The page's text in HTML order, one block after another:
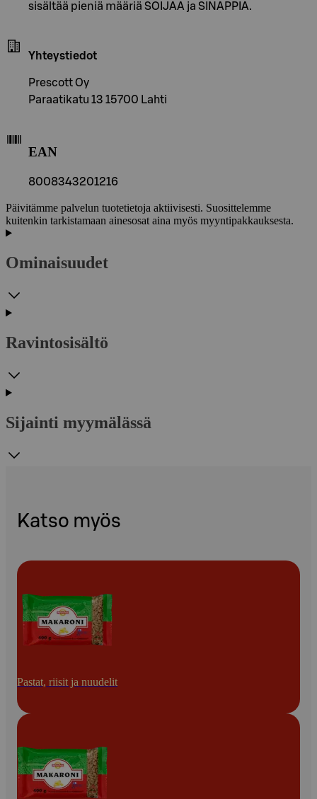
sisältää pieniä määriä SOIJAA ja SINAPPIA.
Yhteystiedot
Prescott Oy
Paraatikatu 13 15700 Lahti
EAN
8008343201216
Päivitämme palvelun tuotetietoja aktiivisesti. Suosittelemme
kuitenkin tarkistamaan ainesosat aina myös myyntipakkauksesta.
Ominaisuudet
Ravintosisältö
Sijainti myymälässä
Katso myös
Pastat, riisit ja nuudelit